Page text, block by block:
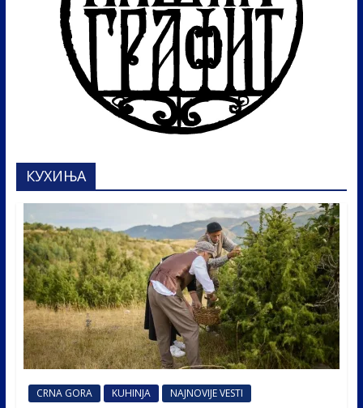
КУХИЊА
CRNA GORA KUHINJA NAJNOVIJE VESTI